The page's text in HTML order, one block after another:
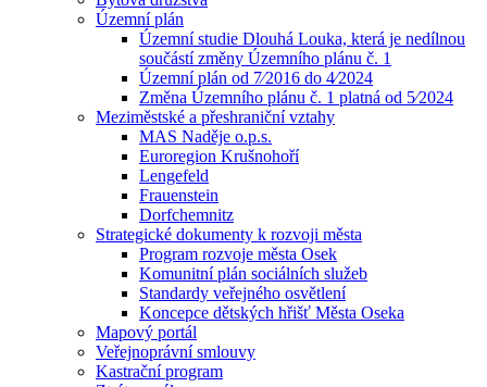
Územní plán
Územní studie Dlouhá Louka, která je nedílnou
součástí změny Územního plánu č. 1
Územní plán od 7⁄2016 do 4⁄2024
Změna Územního plánu č. 1 platná od 5⁄2024
Meziměstské a přeshraniční vztahy
MAS Naděje o.p.s.
Euroregion Krušnohoří
Lengefeld
Frauenstein
Dorfchemnitz
Strategické dokumenty k rozvoji města
Program rozvoje města Osek
Komunitní plán sociálních služeb
Standardy veřejného osvětlení
Koncepce dětských hřišť Města Oseka
Mapový portál
Veřejnoprávní smlouvy
Kastrační program